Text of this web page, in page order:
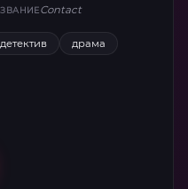
Contact
детектив
драма